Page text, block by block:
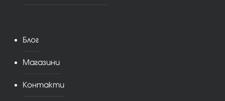
Блог
Магазини
Контакти